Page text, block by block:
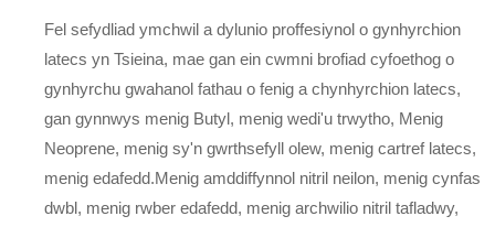
Fel sefydliad ymchwil a dylunio proffesiynol o gynhyrchion
latecs yn Tsieina, mae gan ein cwmni brofiad cyfoethog o
gynhyrchu gwahanol fathau o fenig a chynhyrchion latecs,
gan gynnwys menig Butyl, menig wedi'u trwytho, Menig
Neoprene, menig sy'n gwrthsefyll olew, menig cartref latecs,
menig edafedd.Menig amddiffynnol nitril neilon, menig cynfas
dwbl, menig rwber edafedd, menig archwilio nitril tafladwy,